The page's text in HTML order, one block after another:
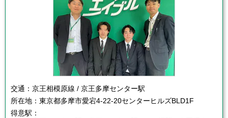
交通： 京王相模原線 / 京王多摩センター駅
所在地： 東京都多摩市愛宕4-22-20センターヒルズBLD1F
得意駅：